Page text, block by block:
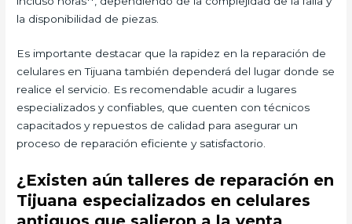
la disponibilidad de piezas.
Es importante destacar que la rapidez en la reparación de
celulares en Tijuana también dependerá del lugar donde se
realice el servicio. Es recomendable acudir a lugares
especializados y confiables, que cuenten con técnicos
capacitados y repuestos de calidad para asegurar un
proceso de reparación eficiente y satisfactorio.
¿Existen aún talleres de reparación en
Tijuana especializados en celulares